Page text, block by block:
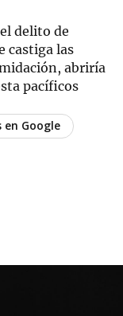
delito de
castiga las
abriría
pacíficos
en Google